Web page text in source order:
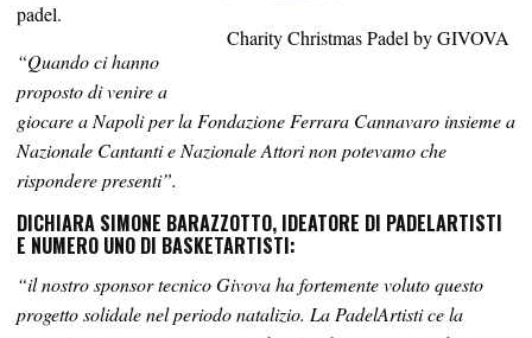
Charity Christmas Padel by GIVOVA
padel.
“Quando ci hanno
proposto di venire a
giocare a Napoli per la Fondazione Ferrara Cannavaro insieme a
Nazionale Cantanti e Nazionale Attori non potevamo che
rispondere presenti”.
DICHIARA SIMONE BARAZZOTTO, IDEATORE DI PADELARTISTI
E NUMERO UNO DI BASKETARTISTI:
“il nostro sponsor tecnico Givova ha fortemente voluto questo
progetto solidale nel periodo natalizio. La PadelArtisti ce la